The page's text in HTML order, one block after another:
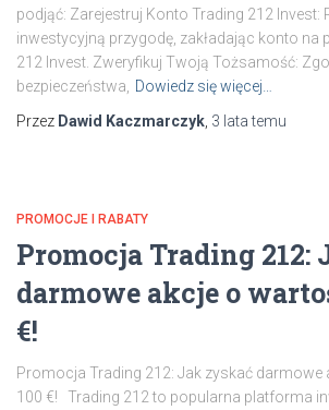
podjąć: Zarejestruj Konto Trading 212 Invest:
inwestycyjną przygodę, zakładając konto na
212 Invest. Zweryfikuj Twoją Tożsamość:
bezpieczeństwa,
Dowiedz się więcej…
Przez Dawid Kaczmarczyk 3 latatemu
PROMOCJE I RABATY
Promocja Trading 212:
darmowe akcje o
€!
Promocja Trading 212: Jak zyskać darmowe
100 €! Trading 212 to popularna platforma